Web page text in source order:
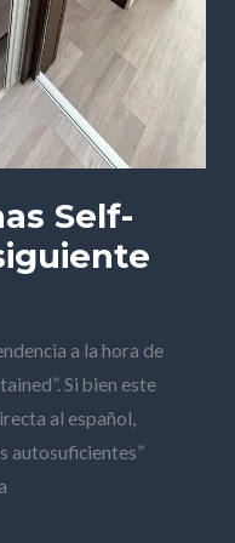
Self-
a la hora de
Si bien este
al español,
autosuficientes”